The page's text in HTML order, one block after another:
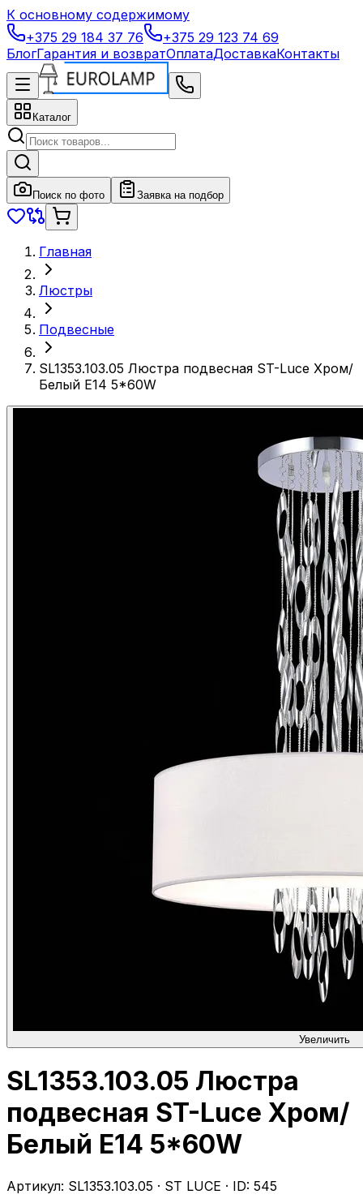
К основному содержимому
+375 29 184 37 76
+375 29 123 74 69
БлогГарантия и возвратОплатаДоставкаКонтакты
Каталог
Поиск по фото Заявка на подбор
Главная
Люстры
Подвесные
SL1353.103.05 Люстра подвесная ST-Luce Хром/
Белый E14 5*60W
Увеличить
SL1353.103.05 Люстра
подвесная ST-Luce Хром/
Белый E14 5*60W
Артикул: SL1353.103.05 · ST LUCE · ID: 545